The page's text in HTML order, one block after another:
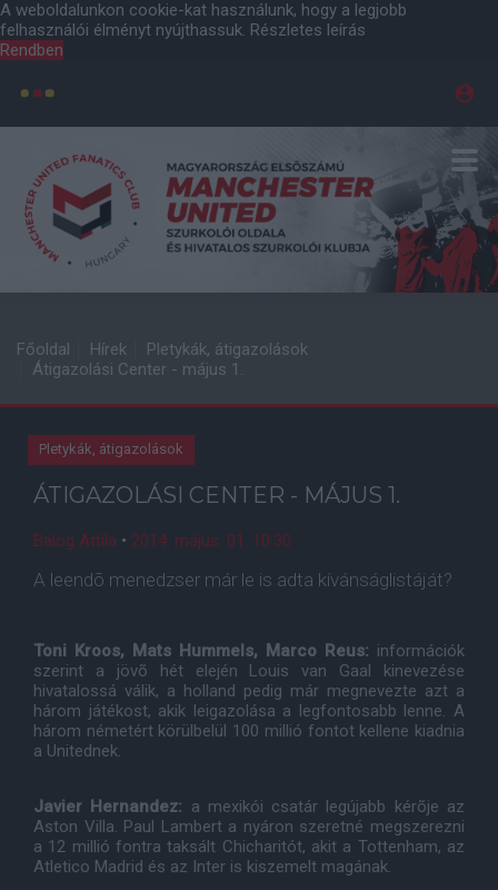
A weboldalunkon cookie-kat használunk, hogy a legjobb
felhasználói élményt nyújthassuk. Részletes leírás
Rendben
Főoldal Hírek
Pletykák, átigazolások
Átigazolási Center - május 1.
Pletykák, átigazolások
ÁTIGAZOLÁSI CENTER - MÁJUS 1.
Balog Attila • 2014. május. 01. 10:30
A leendõ menedzser már le is adta kívánságlistáját?
Toni Kroos, Mats Hummels, Marco Reus: információk
szerint a jövõ hét elején Louis van Gaal kinevezése
hivatalossá válik, a holland pedig már megnevezte azt a
három játékost, akik leigazolása a legfontosabb lenne. A
három németért körülbelül 100 millió fontot kellene kiadnia
a Unitednek.
Javier Hernandez: a mexikói csatár legújabb kérõje az
Aston Villa. Paul Lambert a nyáron szeretné megszerezni
a 12 millió fontra taksált Chicharitót, akit a Tottenham, az
Atletico Madrid és az Inter is kiszemelt magának.